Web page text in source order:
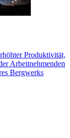
Produktivität,
Arbeitnehmenden
Bergwerks